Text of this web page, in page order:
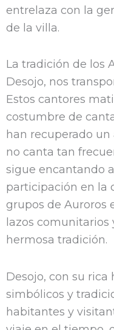
entrelaza con la
de la villa.
La tradición de los
Desojo, nos
Estos cantores
costumbre de
han recuperado
no canta tan
sigue encantando
participación en la
grupos de Auroros
lazos
hermosa tradición.
Desojo, con su
simbólicos y
habitantes y